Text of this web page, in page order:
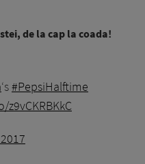
de la cap la coada!
‘s#PepsiHalftime